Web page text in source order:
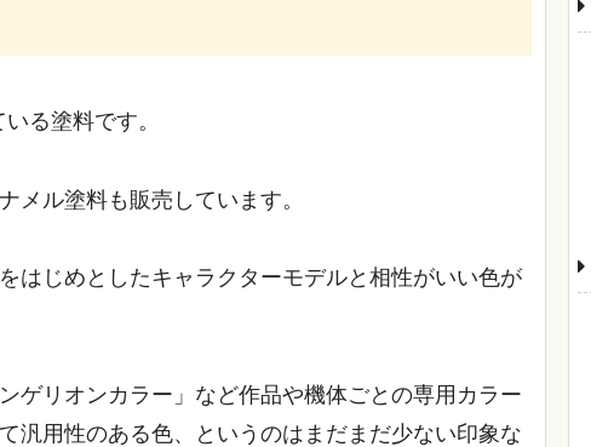
る塗料です。
メル塗料も販売しています。
はじめとしたキャラクターモデルと相性がいい色が
ゲリオンカラー」など作品や機体ごとの専用カラー
汎用性のある色、というのはまだまだ少ない印象な